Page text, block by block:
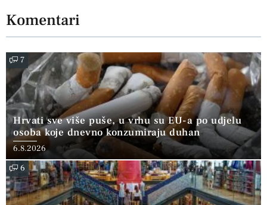
Komentari
7
Hrvati sve više puše, u vrhu su EU-a po udjelu
osoba koje dnevno konzumiraju duhan
6.8.2026
6